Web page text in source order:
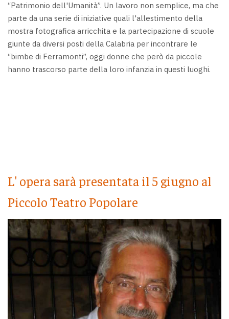
“Patrimonio dell'Umanità”. Un lavoro non semplice, ma che
parte da una serie di iniziative quali l'allestimento della
mostra fotografica arricchita e la partecipazione di scuole
giunte da diversi posti della Calabria per incontrare le
“bimbe di Ferramonti”, oggi donne che però da piccole
hanno trascorso parte della loro infanzia in questi luoghi.
L' opera sarà presentata il 5 giugno al
Piccolo Teatro Popolare